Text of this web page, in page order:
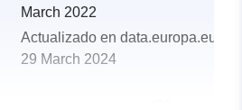
March 2022
Actualizado en data.europa.eu:
29 March 2024